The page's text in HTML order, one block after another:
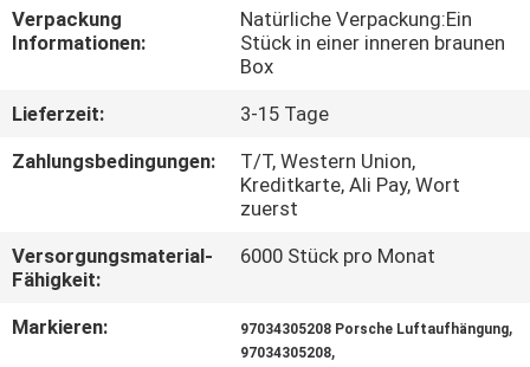
QUALITÄTSKONTROLLE
TRETEN
SIE
UNS
IN
VERBINDUNG
Verpackung
Informationen:
Natürliche Verpackung:Ein
Stück in einer inneren braunen
Box
Lieferzeit:
3-15 Tage
Zahlungsbedingungen:
T/T, Western Union,
Kreditkarte, Ali Pay, Wort
zuerst
Versorgungsmaterial-
Fähigkeit:
6000 Stück pro Monat
Markieren: 97034305208 Porsche Luftaufhängung,
97034305208,